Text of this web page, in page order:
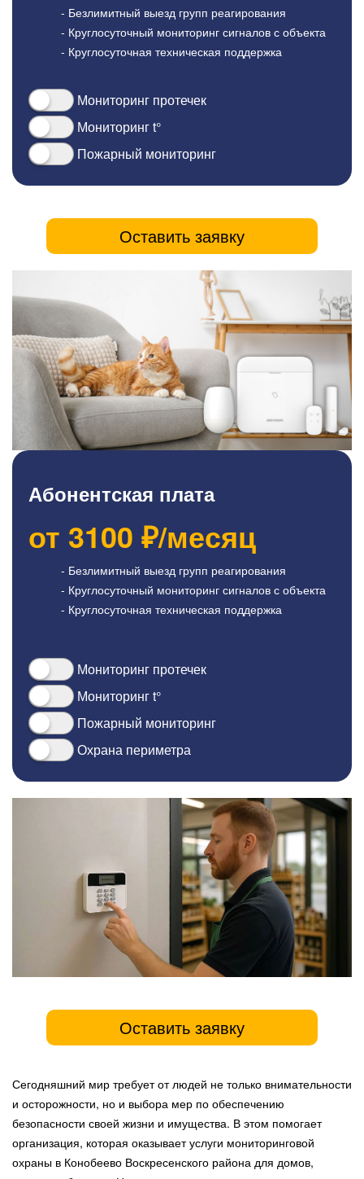
- Безлимитный выезд групп реагирования
- Круглосуточный мониторинг сигналов с объекта
- Круглосуточная техническая поддержка
Мониторинг протечек
Мониторинг t°
Пожарный мониторинг
Оставить заявку
Абонентская плата
от 3100 ₽/месяц
- Безлимитный выезд групп реагирования
- Круглосуточный мониторинг сигналов с объекта
- Круглосуточная техническая поддержка
Мониторинг протечек
Мониторинг t°
Пожарный мониторинг
Охрана периметра
Оставить заявку
Сегодняшний мир требует от людей не только внимательности
и осторожности, но и выбора мер по обеспечению
безопасности своей жизни и имущества. В этом помогает
организация, которая оказывает услуги мониторинговой
охраны в Конобеево Воскресенского района для домов,